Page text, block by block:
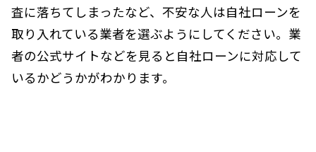
査に落ちてしまったなど、不安な人は自社ローンを
取り入れている業者を選ぶようにしてください。業
者の公式サイトなどを見ると自社ローンに対応して
いるかどうかがわかります。